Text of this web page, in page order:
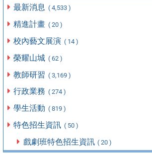
最新消息 ( 4,533 )
精進計畫 ( 20 )
校內藝文展演 ( 14 )
榮耀山城 ( 62 )
教師研習 ( 3,169 )
行政業務 ( 274 )
學生活動 ( 819 )
特色招生資訊 ( 50 )
戲劇班特色招生資訊 ( 20 )